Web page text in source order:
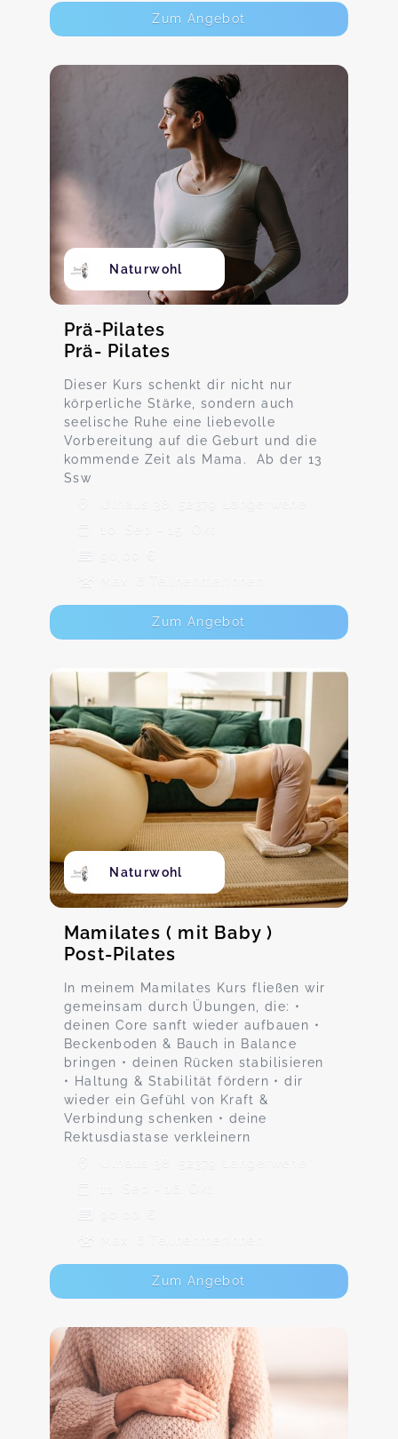
Zum Angebot
Naturwohl
Prä-Pilates
Prä- Pilates
Dieser Kurs schenkt dir nicht nur
körperliche Stärke, sondern auch
seelische Ruhe eine liebevolle
Vorbereitung auf die Geburt und die
kommende Zeit als Mama. Ab der 13
Ssw
Ulhaus 38, 52379 Langerwehe
10. Sep - 15. Okt
90,00 €
Max. 6 TeilnehmerInnen
Zum Angebot
Naturwohl
Mamilates ( mit Baby )
Post-Pilates
In meinem Mamilates Kurs fließen wir
gemeinsam durch Übungen, die: •
deinen Core sanft wieder aufbauen •
Beckenboden & Bauch in Balance
bringen • deinen Rücken stabilisieren
• Haltung & Stabilität fördern • dir
wieder ein Gefühl von Kraft &
Verbindung schenken • deine
Rektusdiastase verkleinern
Ulhaus 38, 52379 Langerwehe
11. Sep - 16. Okt
90,00 €
Max. 6 TeilnehmerInnen
Zum Angebot